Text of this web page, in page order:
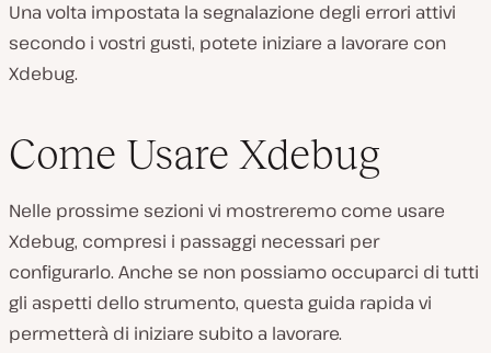
Una volta impostata la segnalazione degli errori attivi
secondo i vostri gusti, potete iniziare a lavorare con
Xdebug.
Come Usare Xdebug
Nelle prossime sezioni vi mostreremo come usare
Xdebug, compresi i passaggi necessari per
configurarlo. Anche se non possiamo occuparci di tutti
gli aspetti dello strumento, questa guida rapida vi
permetterà di iniziare subito a lavorare.